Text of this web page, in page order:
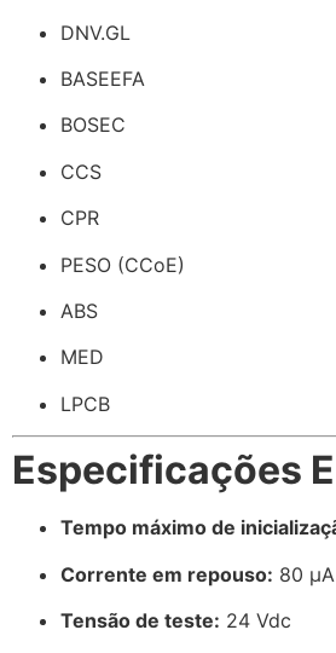
DNV.GL
BASEEFA
BOSEC
CCS
CPR
PESO (CCoE)
ABS
MED
LPCB
Especificações
Tempo máximo de
Corrente em repouso: 80 μA
Tensão de teste: 24 Vdc